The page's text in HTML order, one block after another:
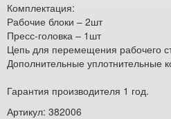
Комплектация:
Рабочие блоки – 2шт
Пресс-головка – 1шт
Цепь для перемещения рабочего
Дополнительные уплотнительные
Гарантия производителя 1 год.
Артикул: 382006